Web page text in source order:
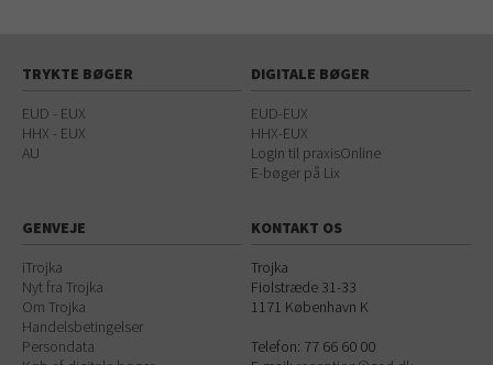
TRYKTE BØGER
EUD - EUX
HHX - EUX
AU
DIGITALE BØGER
EUD-EUX
HHX-EUX
Login til praxisOnline
E-bøger på Lix
GENVEJE
iTrojka
Nyt fra Trojka
Om Trojka
Handelsbetingelser
Persondata
KONTAKT OS
Trojka
Fiolstræde 31-33
1171 København K
Telefon: 77 66 60 00